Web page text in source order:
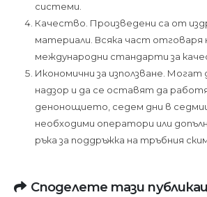
системи.
Качество. Произведени са от
материали. Всяка част отговаря
международни стандарти за
Икономични за използване.
надзор и да се оставят да
денонощието, седем дни в
необходими оператори или
ръка за поддръжка на тръбния
Споделете тази